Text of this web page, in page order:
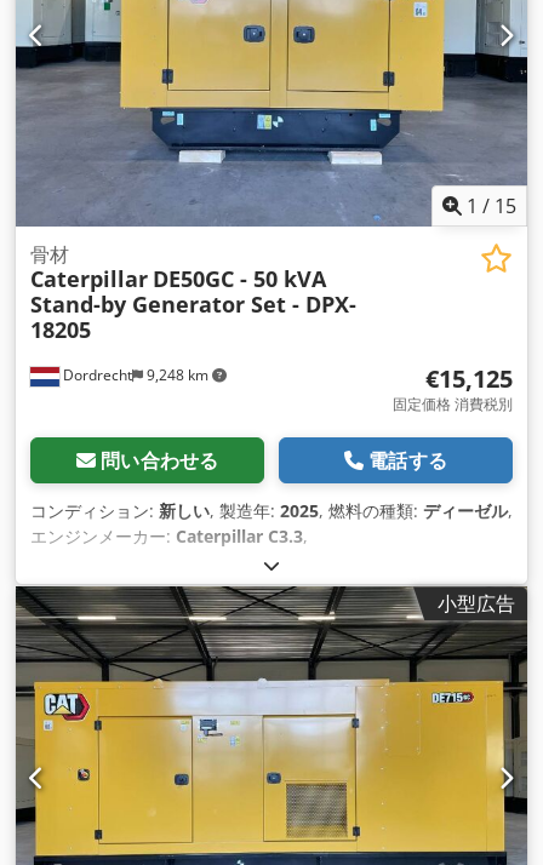
1 / 15
Dordrecht 9,248 km
骨材
Caterpillar DE50GC - 50 kVA
Stand-by Generator Set - DPX-
18205
€15,125
固定価格 消費税別
問い合わせる 電話する
コンディション: 新しい, 製造年: 2025, 燃料の種類: ディーゼル,
エンジンメーカー: Caterpillar C3.3,
小型広告